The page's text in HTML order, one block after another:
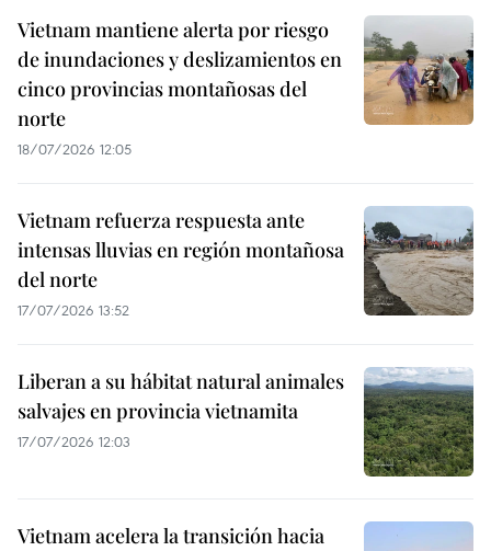
Vietnam mantiene alerta por riesgo
de inundaciones y deslizamientos en
cinco provincias montañosas del
norte
18/07/2026 12:05
Vietnam refuerza respuesta ante
intensas lluvias en región montañosa
del norte
17/07/2026 13:52
Liberan a su hábitat natural animales
salvajes en provincia vietnamita
17/07/2026 12:03
Vietnam acelera la transición hacia